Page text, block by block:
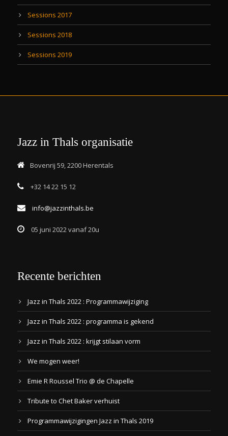
Sessions 2017
Sessions 2018
Sessions 2019
Jazz in Thals organisatie
Bovenrij 59, 2200 Herentals
+32 14 22 15 12
info@jazzinthals.be
05 juni 2022 vanaf 20u
Recente berichten
Jazz in Thals 2022 : Programmawijziging
Jazz in Thals 2022 : programma is gekend
Jazz in Thals 2022 : krijgt stilaan vorm
We mogen weer!
Emie R Roussel Trio @ de Chapelle
Tribute to Chet Baker verhuist
Programmawijzigingen Jazz in Thals 2019